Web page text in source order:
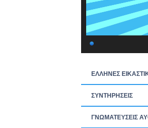
ΕΛΛΗΝΕΣ
ΣΥΝΤΗΡΗΣΕΙΣ
ΓΝΩΜΑΤΕΥΣΕΙΣ